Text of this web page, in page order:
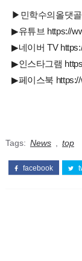
▶민학수의올댓골
▶유튜브 https://
▶네이버 TV
▶인스타그램
▶페이스북 https://
Tags: News top
facebook